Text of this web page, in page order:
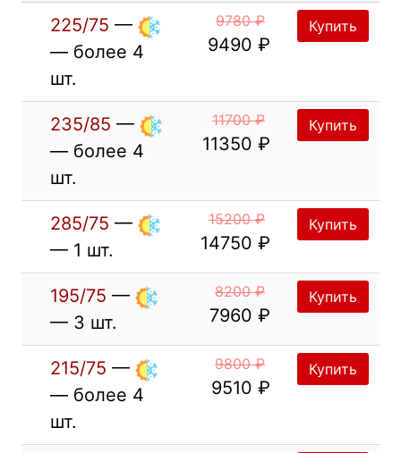
225/75 —
— более 4
шт.
9780 ₽
9490 ₽
Купить
235/85 —
— более 4
шт.
11700 ₽
11350 ₽
Купить
285/75 —
— 1 шт.
15200 ₽
14750 ₽
Купить
195/75 —
— 3 шт.
8200 ₽
7960 ₽
Купить
215/75 —
— более 4
шт.
9800 ₽
9510 ₽
Купить